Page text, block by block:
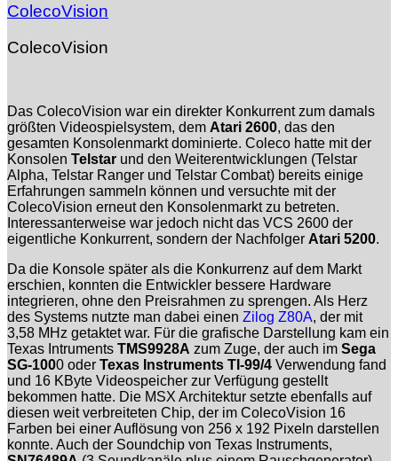
ColecoVision
ColecoVision
Das ColecoVision war ein direkter Konkurrent zum damals
größten Videospielsystem, dem Atari 2600, das den
gesamten Konsolenmarkt dominierte. Coleco hatte mit der
Konsolen Telstar und den Weiterentwicklungen (Telstar
Alpha, Telstar Ranger und Telstar Combat) bereits einige
Erfahrungen sammeln können und versuchte mit der
ColecoVision erneut den Konsolenmarkt zu betreten.
Interessanterweise war jedoch nicht das VCS 2600 der
eigentliche Konkurrent, sondern der Nachfolger Atari 5200.
Da die Konsole später als die Konkurrenz auf dem Markt
erschien, konnten die Entwickler bessere Hardware
integrieren, ohne den Preisrahmen zu sprengen. Als Herz
des Systems nutzte man dabei einen Zilog Z80A, der mit
3,58 MHz getaktet war. Für die grafische Darstellung kam ein
Texas Intruments TMS9928A zum Zuge, der auch im Sega
SG-1000 oder Texas Instruments TI-99/4 Verwendung fand
und 16 KByte Videospeicher zur Verfügung gestellt
bekommen hatte. Die MSX Architektur setzte ebenfalls auf
diesen weit verbreiteten Chip, der im ColecoVision 16
Farben bei einer Auflösung von 256 x 192 Pixeln darstellen
konnte. Auch der Soundchip von Texas Instruments,